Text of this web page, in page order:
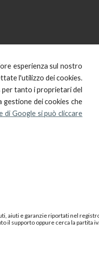
esperienza sul nostro
l'utilizzo dei cookies.
per tanto i proprietari del
dei cookies che
di Google si può cliccare
aiuti e garanzie riportati nel
il supporto oppure cerca la partita